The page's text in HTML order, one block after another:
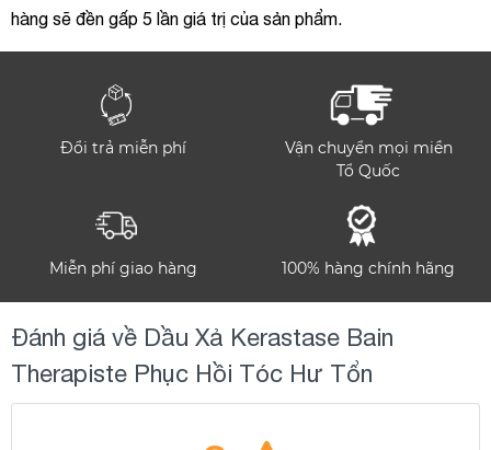
hàng sẽ đền gấp 5 lần giá trị của sản phẩm.
Đổi trả miễn phí
Vận chuyển mọi miền
Tổ Quốc
Miễn phí giao hàng 100% hàng chính hãng
Đánh giá về Dầu Xả Kerastase Bain
Therapiste Phục Hồi Tóc Hư Tổn